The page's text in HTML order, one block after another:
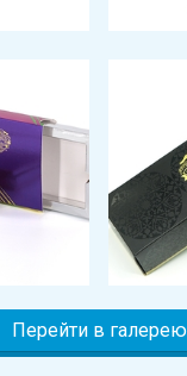
Перейти в галерею